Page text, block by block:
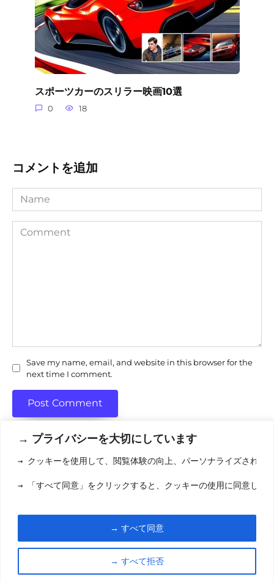
→ プライバシーを大切にしています
→ クッキーを使用して、閲覧体験の向上、パーソナライズされた
→ 「すべて同意」をクリックすると、クッキーの使用に同意した
→ すべて拒否
→ すべて同意
スポーツカーのスリラー映画10選
0 18
コメントを追加
Name
Comment
Save my name, email, and website in this browser for the
next time I comment.
利用規約(りようきやく
© 2026 eigamori.com